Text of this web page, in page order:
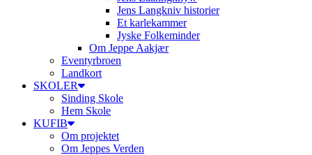
Jens Langkniv historier
Et karlekammer
Jyske Folkeminder
Om Jeppe Aakjær
Eventyrbroen
Landkort
SKOLER
Sinding Skole
Hem Skole
KUFIB
Om projektet
Om Jeppes Verden